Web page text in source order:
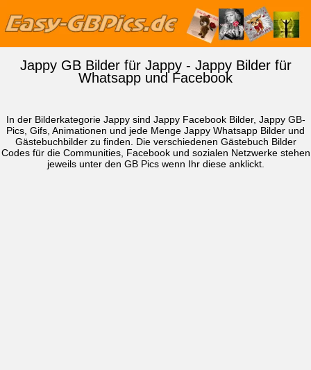
Jappy GB Bilder für Jappy - Jappy Bilder für
Whatsapp und Facebook
In der Bilderkategorie Jappy sind Jappy Facebook Bilder, Jappy GB-
Pics, Gifs, Animationen und jede Menge Jappy Whatsapp Bilder und
Gästebuchbilder zu finden. Die verschiedenen Gästebuch Bilder
Codes für die Communities, Facebook und sozialen Netzwerke stehen
jeweils unter den GB Pics wenn Ihr diese anklickt.